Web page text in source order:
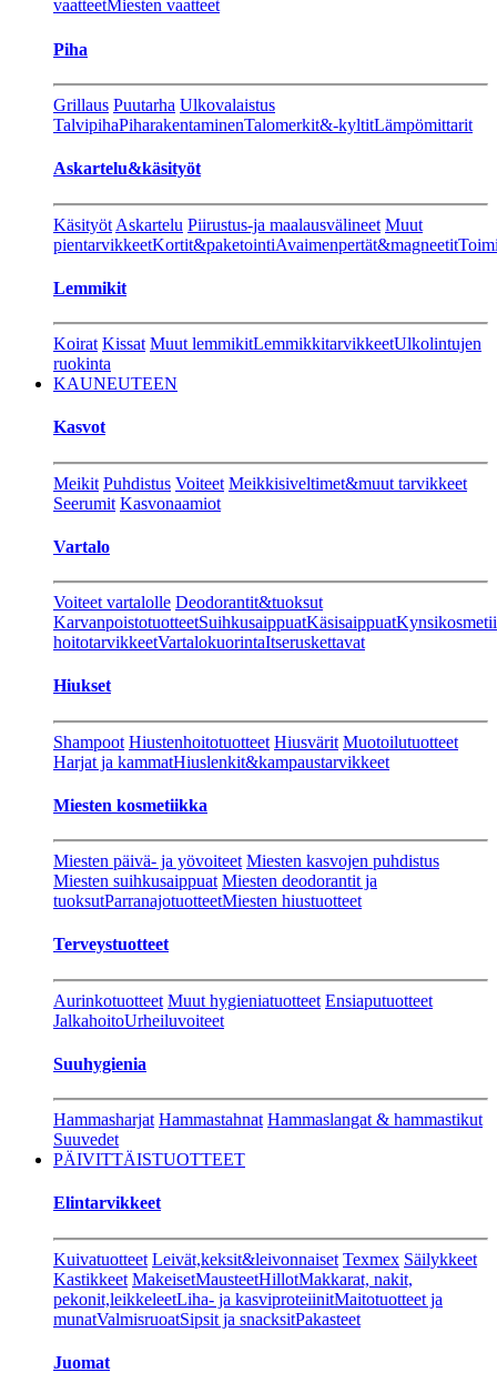
vaatteetMiesten vaatteet
Piha
Grillaus Puutarha Ulkovalaistus
TalvipihaPiharakentaminenTalomerkit&-kyltitLämpömittarit
Askartelu&käsityöt
Käsityöt Askartelu Piirustus-ja maalausvälineet Muut
pientarvikkeetKortit&paketointiAvaimenpertät&magneetit
Lemmikit
Koirat Kissat Muut lemmikitLemmikkitarvikkeetUlkolintujen
ruokinta
KAUNEUTEEN
Kasvot
Meikit Puhdistus Voiteet Meikkisiveltimet&muut tarvikkeet
Seerumit Kasvonaamiot
Vartalo
Voiteet vartalolle Deodorantit&tuoksut
KarvanpoistotuotteetSuihkusaippuatKäsisaippuat
hoitotarvikkeetVartalokuorintaItseruskettavat
Hiukset
Shampoot Hiustenhoitotuotteet Hiusvärit Muotoilutuotteet
Harjat ja kammatHiuslenkit&kampaustarvikkeet
Miesten kosmetiikka
Miesten päivä- ja yövoiteet Miesten kasvojen puhdistus
Miesten suihkusaippuat Miesten deodorantit ja
tuoksutParranajotuotteetMiesten hiustuotteet
Terveystuotteet
Aurinkotuotteet Muut hygieniatuotteet Ensiaputuotteet
JalkahoitoUrheiluvoiteet
Suuhygienia
Hammasharjat Hammastahnat Hammaslangat & hammastikut
Suuvedet
PÄIVITTÄISTUOTTEET
Elintarvikkeet
Kuivatuotteet Leivät,keksit&leivonnaiset Texmex Säilykkeet
Kastikkeet MakeisetMausteetHillotMakkarat, nakit,
pekonit,leikkeleetLiha- ja kasviproteiinitMaitotuotteet ja
munatValmisruoatSipsit ja snacksitPakasteet
Juomat